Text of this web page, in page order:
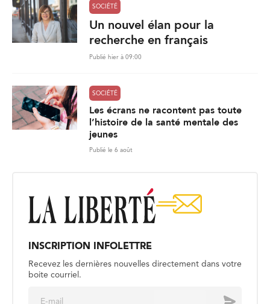
SOCIÉTÉ
Un nouvel élan pour la
recherche en français
Publié hier à 09:00
SOCIÉTÉ
Les écrans ne racontent pas toute
l’histoire de la santé mentale des
jeunes
Publié le 6 août
INSCRIPTION INFOLETTRE
Recevez les dernières nouvelles directement dans votre
boite courriel.
Envoyer